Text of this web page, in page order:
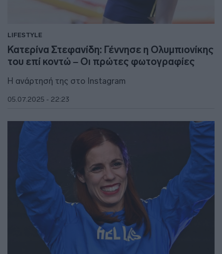
LIFESTYLE
Κατερίνα Στεφανίδη: Γέννησε η Ολυμπιονίκης
του επί κοντώ – Οι πρώτες φωτογραφίες
Η ανάρτησή της στo Instagram
05.07.2025 - 22:23